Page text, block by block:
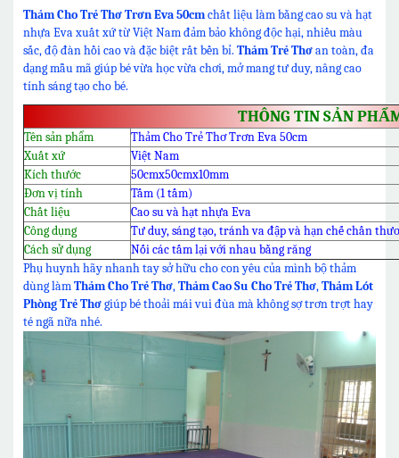
Thảm Cho Trẻ Thơ Trơn Eva 50cmchất liệu làm bằng cao su và hạt
nhựa Eva xuất xứ từ Việt Nam đảm bảo không độc hại, nhiều màu
sắc, độ đàn hồi cao và đặc biệt rất bền bỉ. Thảm Trẻ Thơan toàn, đa
dạng mẫu mã giúp bé vừa học vừa chơi, mở mang tư duy, nâng cao
tính sáng tạo cho bé.
THÔNG TIN SẢN
Tên sản phẩm
Thảm Cho Trẻ Thơ Trơn Eva 50cm
Xuất xứ
Việt Nam
Kích thước
50cmx50cmx10mm
Đơn vị tính
Tấm (1 tấm)
Chất liệu
Cao su và hạt nhựa Eva
Công dụng
Tư duy, sáng tạo, tránh va đập và hạn chế chấn
Cách sử dụng
Nối các tấm lại với nhau bằng răng
Phụ huynh hãy nhanh tay sở hữu cho con yêu của mình bộ thảm
dùng làmThảm Cho Trẻ Thơ,Thảm Cao Su Cho Trẻ Thơ,Thảm Lót
Phòng Trẻ Thơgiúp bé thoải mái vui đùa mà không sợ trơn trợt hay
té ngã nữa nhé.